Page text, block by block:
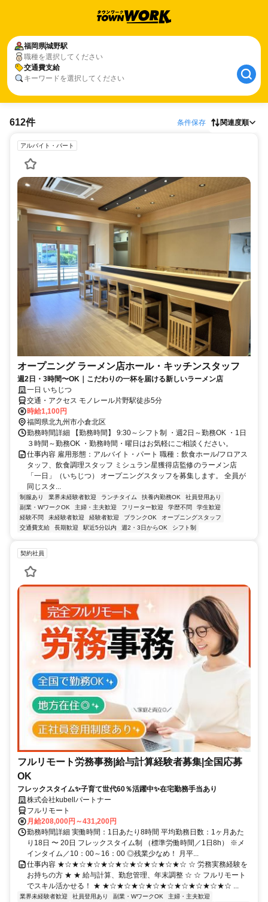
福岡県城野駅
職種を選択してください
交通費支給
キーワードを選択してください
612件 条件保存 関連度順
アルバイト・パート
オープニング ラーメン店ホール・キッチンスタッフ
週2日・3時間〜OK｜こだわりの一杯を届ける新しいラーメン店
一日 いちじつ
交通・アクセス モノレール片野駅徒歩5分
時給1,100円
福岡県北九州市小倉北区
勤務時間詳細 【勤務時間】 9:30～シフト制 ・週2日～勤務OK ・1日
３時間～勤務OK ・勤務時間・曜日はお気軽にご相談ください。
仕事内容 雇用形態：アルバイト・パート 職種：飲食ホール/フロアス
タッフ、飲食調理スタッフ ミシュラン星獲得店監修のラーメン店
「一日」（いちじつ） オープニングスタッフを募集します。 全員が
同じスタ...
制服あり 業界未経験者歓迎 ランチタイム 扶養内勤務OK
社員登用あり
副業・WワークOK
主婦・主夫歓迎 フリーター歓迎 学歴不問
学生歓迎
経験不問
未経験者歓迎 経験者歓迎 ブランクOK
オープニングスタッフ
交通費支給
長期歓迎 駅近5分以内 週2・3日からOK シフト制
契約社員
フルリモート労務事務|給与計算経験者募集|全国応募
OK
フレックスタイム✨子育て世代60％活躍中✨在宅勤務手当あり
株式会社kubellパートナー
フルリモート
月給208,000円～431,200円
勤務時間詳細 実働時間：1日あたり8時間 平均勤務日数：1ヶ月あた
り18日 〜 20日 フレックスタイム制 （標準労働時間／1日8h） ※メ
インタイム／10：00～16：00 ◎残業少なめ！ 月平...
仕事内容 ★☆★☆★☆★☆★☆★☆★☆★☆★☆ ☆ 労務実務経験を
お持ちの方 ★ ★ 給与計算、勤怠管理、年末調整 ☆ ☆ フルリモート
でスキル活かせる！ ★ ★☆★☆★☆★☆★☆★☆★☆★☆★☆ ...
業界未経験者歓迎 社員登用あり 副業・WワークOK
主婦・主夫歓迎